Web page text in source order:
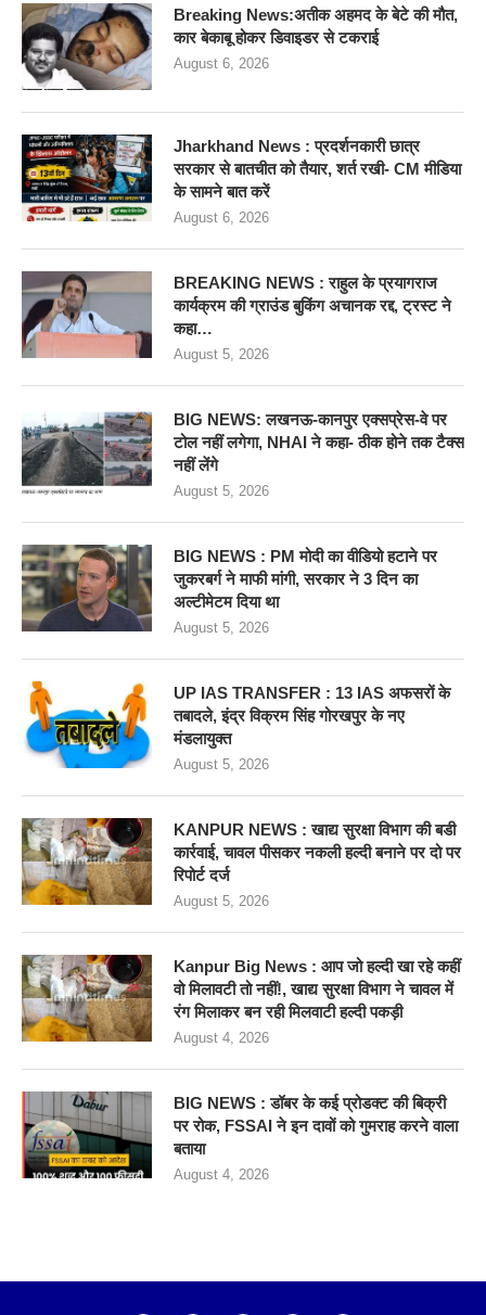
Breaking News:अतीक अहमद के बेटे की मौत,
कार बेकाबू होकर डिवाइडर से टकराई
August 6, 2026
Jharkhand News : प्रदर्शनकारी छात्र
सरकार से बातचीत को तैयार, शर्त रखी- CM मीडिया
के सामने बात करें
August 6, 2026
BREAKING NEWS : राहुल के प्रयागराज
कार्यक्रम की ग्राउंड बुकिंग अचानक रद्द, ट्रस्ट ने
कहा…
August 5, 2026
BIG NEWS: लखनऊ-कानपुर एक्सप्रेस-वे पर
टोल नहीं लगेगा, NHAI ने कहा- ठीक होने तक टैक्स
नहीं लेंगे
August 5, 2026
BIG NEWS : PM मोदी का वीडियो हटाने पर
जुकरबर्ग ने माफी मांगी, सरकार ने 3 दिन का
अल्टीमेटम दिया था
August 5, 2026
UP IAS TRANSFER : 13 IAS अफसरों के
तबादले, इंद्र विक्रम सिंह गोरखपुर के नए
मंडलायुक्त
August 5, 2026
KANPUR NEWS : खाद्य सुरक्षा विभाग की बडी
कार्रवाई, चावल पीसकर नकली हल्दी बनाने पर दो पर
रिपोर्ट दर्ज
August 5, 2026
Kanpur Big News : आप जो हल्दी खा रहे कहीं
वो मिलावटी तो नहीं!, खाद्य सुरक्षा विभाग ने चावल में
रंग मिलाकर बन रही मिलवाटी हल्दी पकड़ी
August 4, 2026
BIG NEWS : डॉबर के कई प्रोडक्ट की बिक्री
पर रोक, FSSAI ने इन दावों को गुमराह करने वाला
बताया
August 4, 2026